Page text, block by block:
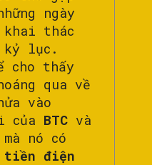
ngày
thác
kỷ lục.
cho thấy
qua về
vào
của BTC và
nó có
tiền điện